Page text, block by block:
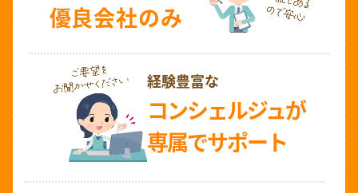
優良会社のみ
経験豊富な
コンシェルジュが
専属でサポート